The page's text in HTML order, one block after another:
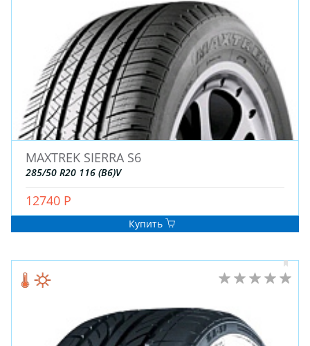
ЛЕТНИЕ
ДЛЯ СПЕЦТЕХНИКИ
MAXTREK SIERRA S6
285/50 R20 116 (B6)V
12740 Р
Купить